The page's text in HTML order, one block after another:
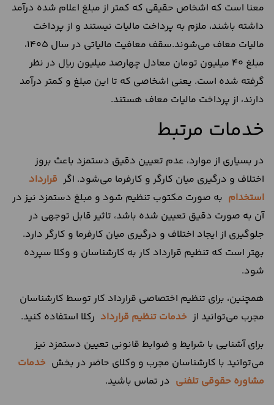
معنا است که اشخاص حقیقی که کمتر از مبلغ اعلام شده درآمد
داشته باشند، ملزم به پرداخت مالیات نیستند و از پرداخت
مالیات معاف می‌شوند.سقف معافیت مالیاتی در سال ۱۴۰۵،
مبلغ ۴۰ میلیون تومان معادل چهارصد میلیون ریال در نظر
گرفته شده است. یعنی اشخاصی که تا این مبلغ و کمتر درآمد
دارند، از پرداخت مالیات معاف هستند.
خدمات مرتبط
در بسیاری از موارد، عدم تعیین دقیق دستمزد باعث بروز
اختلاف و درگیری میان کارگر و کارفرما می‌شود. اگر قرارداد
استخدام به صورت مکتوب تنظیم شود و مبلغ دستمزد نیز در
آن به صورت دقیق تعیین شده باشد، تاثیر قابل توجهی در
جلوگیری از ایجاد اختلاف و درگیری میان کارفرما و کارگر دارد.
بهتر است که تنظیم قرارداد کار به کارشناسان و وکلا سپرده
شود.
همچنین، برای تنظیم اختصاصی قرارداد کار توسط کارشناسان
مجرب می‌توانید از خدمات تنظیم قرارداد رکلا استفاده کنید.
برای آشنایی با شرایط و ضوابط قانونی تعیین دستمزد نیز
می‌توانید با کارشناسان مجرب و وکلای حاضر در بخش خدمات
مشاوره حقوقی تلفنی در تماس باشید.